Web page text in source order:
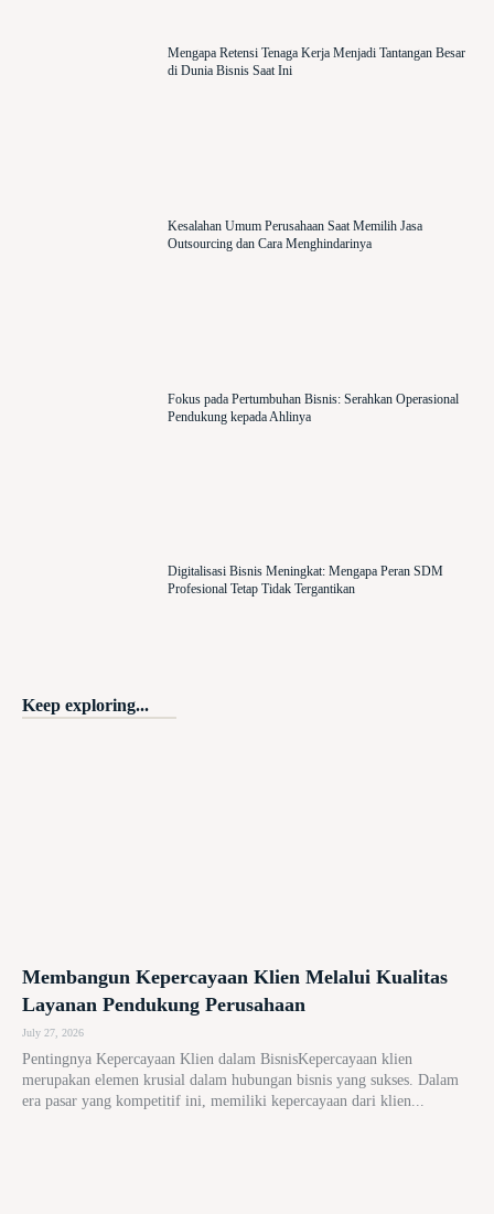
Mengapa Retensi Tenaga Kerja Menjadi Tantangan Besar
di Dunia Bisnis Saat Ini
Kesalahan Umum Perusahaan Saat Memilih Jasa
Outsourcing dan Cara Menghindarinya
Fokus pada Pertumbuhan Bisnis: Serahkan Operasional
Pendukung kepada Ahlinya
Digitalisasi Bisnis Meningkat: Mengapa Peran SDM
Profesional Tetap Tidak Tergantikan
Keep exploring...
Membangun Kepercayaan Klien Melalui Kualitas
Layanan Pendukung Perusahaan
July 27, 2026
Pentingnya Kepercayaan Klien dalam BisnisKepercayaan klien
merupakan elemen krusial dalam hubungan bisnis yang sukses. Dalam
era pasar yang kompetitif ini, memiliki kepercayaan dari klien...